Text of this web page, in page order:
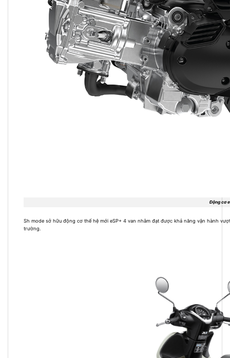
Động cơ
Sh mode sở hữu động cơ thế hệ mới eSP+ 4 van nhằm đạt được khả năng vận hành
trường.